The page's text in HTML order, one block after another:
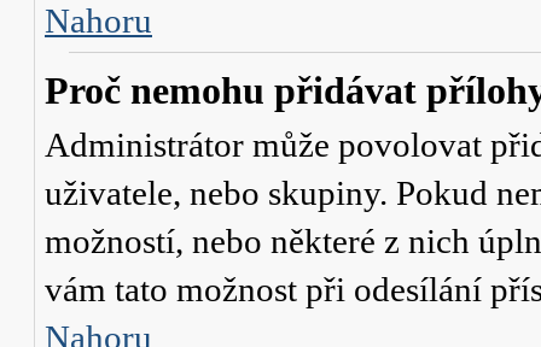
Nahoru
Proč nemohu přidávat
Administrátor může povolovat
uživatele, nebo skupiny. Pokud
možností, nebo některé z nich
vám tato možnost při odesílání
Nahoru